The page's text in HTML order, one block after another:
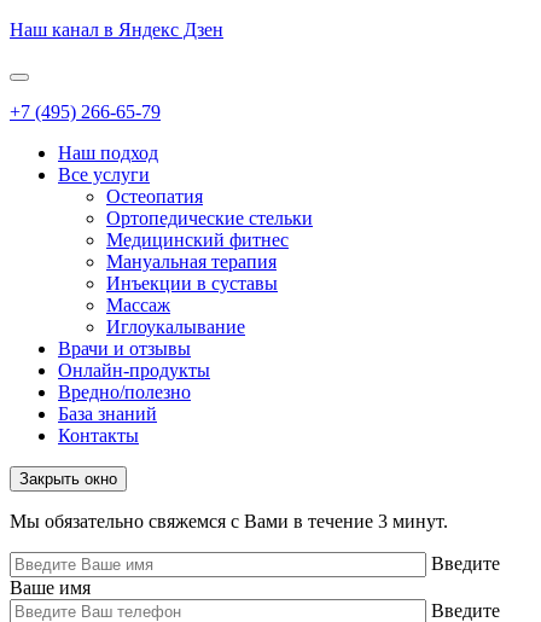
Наш канал в Яндекс Дзен
+7 (495) 266-65-79
Наш подход
Все услуги
Остеопатия
Ортопедические стельки
Медицинский фитнес
Мануальная терапия
Инъекции в суставы
Массаж
Иглоукалывание
Врачи и отзывы
Онлайн-продукты
Вредно/полезно
База знаний
Контакты
Закрыть окно
Мы обязательно свяжемся с Вами в течение 3 минут.
Введите
Ваше имя
Введите